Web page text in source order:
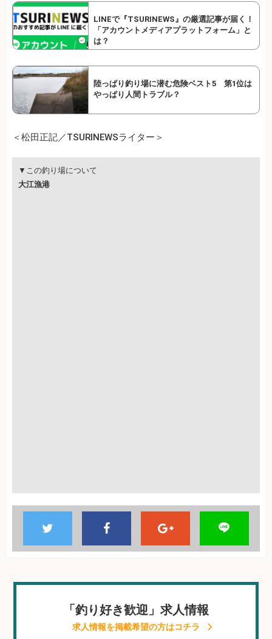
LINEで『TSURINEWS』の厳選記事が届く！
「アカウントメディアプラットフォーム」と
は？
陸っぱり釣り場に潜む危険ベスト5 第1位は
やっぱり人間トラブル？
＜松田正記／TSURINEWSライター＞
▼この釣り場について
大江漁港
「釣り好き歓迎」求人情報
求人情報を掲載希望の方はコチラ